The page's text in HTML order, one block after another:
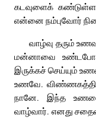
கடவுளைக்
என்னை நம்புவோர்
வாழ்வு தரும்
மன்னாவை
இருக்கச் செய்யும்
உணவே.
நானே. இந்த
வாழ்வார். எனது